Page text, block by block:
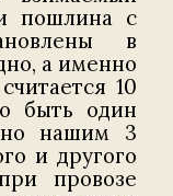
пошлина с
в
а именно
10
быть один
нашим 3
и другого
провозе